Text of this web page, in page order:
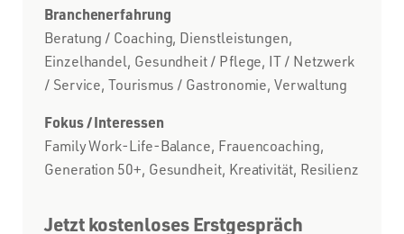
Branchenerfahrung
Beratung / Coaching, Dienstleistungen,
Einzelhandel, Gesundheit / Pflege, IT / Netzwerk
/ Service, Tourismus / Gastronomie, Verwaltung
Fokus / Interessen
Family Work-Life-Balance, Frauencoaching,
Generation 50+, Gesundheit, Kreativität, Resilienz
Jetzt kostenloses Erstgespräch